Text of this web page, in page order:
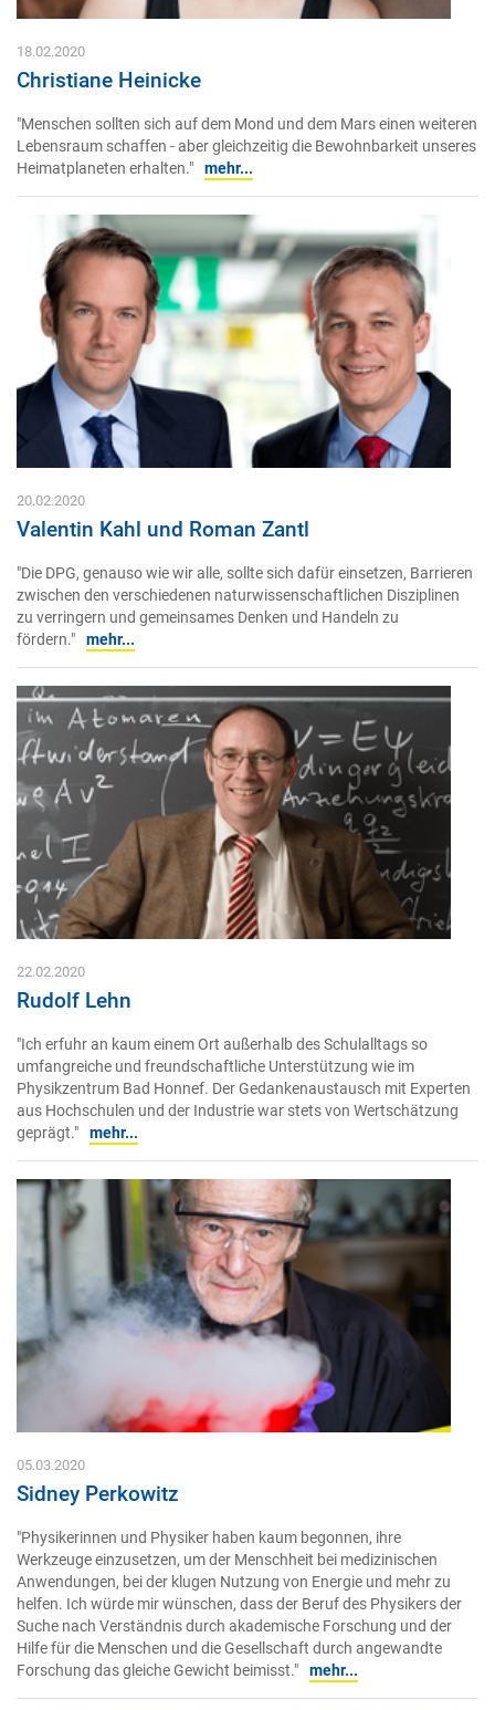
18.02.2020
Christiane Heinicke
"Menschen sollten sich auf dem Mond und dem Mars einen weiteren
Lebensraum schaffen - aber gleichzeitig die Bewohnbarkeit unseres
Heimatplaneten erhalten." mehr...
20.02.2020
Valentin Kahl und Roman Zantl
"Die DPG, genauso wie wir alle, sollte sich dafür einsetzen, Barrieren
zwischen den verschiedenen naturwissenschaftlichen Disziplinen
zu verringern und gemeinsames Denken und Handeln zu
fördern." mehr...
22.02.2020
Rudolf Lehn
"Ich erfuhr an kaum einem Ort außerhalb des Schulalltags so
umfangreiche und freundschaftliche Unterstützung wie im
Physikzentrum Bad Honnef. Der Gedankenaustausch mit Experten
aus Hochschulen und der Industrie war stets von Wertschätzung
geprägt." mehr...
05.03.2020
Sidney Perkowitz
"Physikerinnen und Physiker haben kaum begonnen, ihre
Werkzeuge einzusetzen, um der Menschheit bei medizinischen
Anwendungen, bei der klugen Nutzung von Energie und mehr zu
helfen. Ich würde mir wünschen, dass der Beruf des Physikers der
Suche nach Verständnis durch akademische Forschung und der
Hilfe für die Menschen und die Gesellschaft durch angewandte
Forschung das gleiche Gewicht beimisst." mehr...